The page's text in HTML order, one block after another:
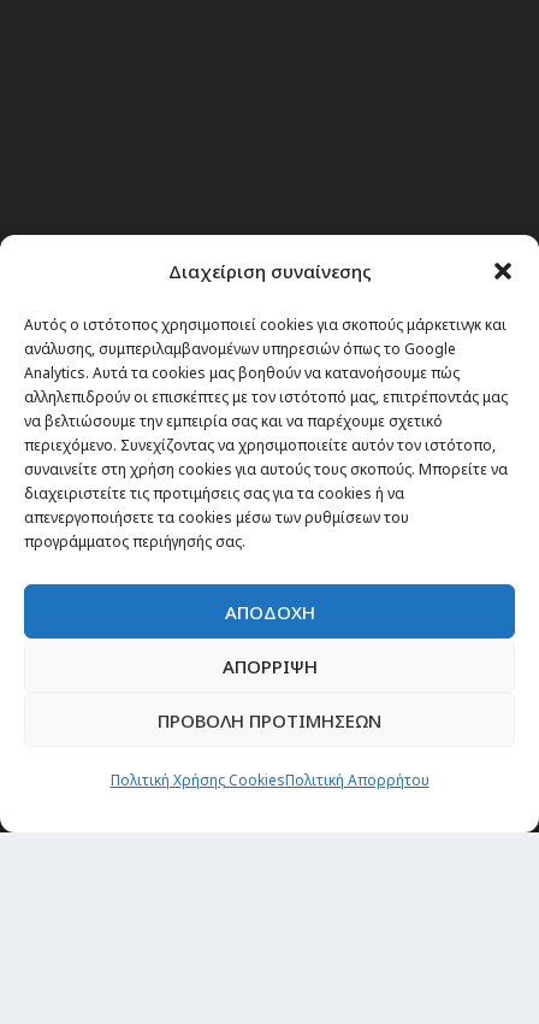
Διαχείριση συναίνεσης
Αυτός ο ιστότοπος χρησιμοποιεί cookies για σκοπούς μάρκετινγκ και
ανάλυσης, συμπεριλαμβανομένων υπηρεσιών όπως το Google
Analytics. Αυτά τα cookies μας βοηθούν να κατανοήσουμε πώς
αλληλεπιδρούν οι επισκέπτες με τον ιστότοπό μας, επιτρέποντάς μας
να βελτιώσουμε την εμπειρία σας και να παρέχουμε σχετικό
περιεχόμενο. Συνεχίζοντας να χρησιμοποιείτε αυτόν τον ιστότοπο,
συναινείτε στη χρήση cookies για αυτούς τους σκοπούς. Μπορείτε να
διαχειριστείτε τις προτιμήσεις σας για τα cookies ή να
απενεργοποιήσετε τα cookies μέσω των ρυθμίσεων του
προγράμματος περιήγησής σας.
ΑΠΟΔΟΧΗ
ΑΠΟΡΡΙΨΗ
ΠΡΟΒΟΛΗ ΠΡΟΤΙΜΗΣΕΩΝ
Πολιτική Χρήσης CookiesΠολιτική Απορρήτου
Θέματα
Passenger στην Ελλάδα
Passenger στον κόσμο
TRAVEL NEWS
Οργάνωσε το ταξίδι σου
CITY and CULTURE